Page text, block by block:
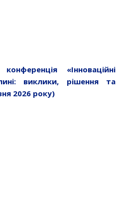
«Інноваційні
виклики, рішення та
2026 року)